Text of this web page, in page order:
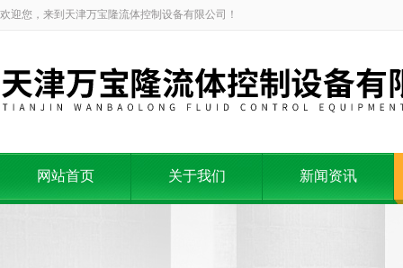
欢迎您，来到天津万宝隆流体控制设备有限公司！
网站首页 关于我们 新闻资讯